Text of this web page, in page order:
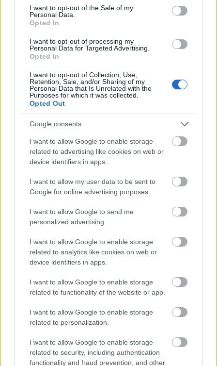
consent section.
I want to opt-out of the Sale of my
Personal Data.
Opted In
I want to opt-out of processing my
Personal Data for Targeted Advertising.
Opted In
I want to opt-out of Collection, Use,
Retention, Sale, and/or Sharing of my
Personal Data that Is Unrelated with the
Purposes for which it was collected.
Opted Out
Google consents
I want to allow Google to enable storage
related to advertising like cookies on web or
device identifiers in apps.
I want to allow my user data to be sent to
Google for online advertising purposes.
I want to allow Google to send me
personalized advertising.
I want to allow Google to enable storage
related to analytics like cookies on web or
device identifiers in apps.
I want to allow Google to enable storage
related to functionality of the website or app.
I want to allow Google to enable storage
related to personalization.
I want to allow Google to enable storage
related to security, including authentication
functionality and fraud prevention, and other
pontra adott 2004-es évjárat kartonjáért pedig kb.
12.000 dollárt kérnek el!
Az idők során Sisseck folyamatosan tökéletesítette és
alakította az 1995-ben megkezdett munkát. A
szőlőben történtek. A Pingust adó öreg tőkés dűlők
2000 óta biodinamikus művelésben vannak, 2005-
től pedig a birtok másodborának (Flor de Pingus)
termőterületei is erre az útra léptek. Az egyes
tőkéket egyedileg kezelik, hogy a megfelelő
balanszot (érettség, alkohol, sav) elérjék. Sisseck
minden kétséget kizáróan modern bort készít, de
egyértelműen a beavatkozástól mentes borászat
híve. Nincs savpótlás, nincs fajélesztő és enzim, de az
A fentiek ellenére pont a Dominio de Pingus vált a
hogy az almasav lebomlását követően ismét új
hordóba fejtik a bort. Sisseck erről így vall: „Azért
csináltam, mert szimplán úgy éreztem, szükség van
a természetes oxidációra. [...] Akárhogy is, nem igaz,
hogy mindig 200% fát használtam a Pingushoz. Csak
kb. a bor ötöde került megint új fahordókba.”[4]
Egyébként is, ezt az egyik dűlő állandóan visszatérő
reduktív karaktere indokolta. „Ez a kissé éretlen
tanninoknak volt köszönhető, amelyek elnyelték az
oxigént. Úgy találtam, hogy ha az almasav lebontása
után új hordóba fejtem a bort, akkor nem redukál
2006-os évjárat óta Sisseck folyamatosan csökkenti
az új fa mennyiségét. A Pingus 2008 volt az első,
amelynél – az almasav lebontását kivéve – csak